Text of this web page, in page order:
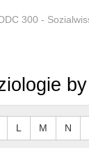
300 -
L M N